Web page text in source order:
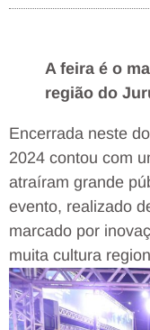
A feira é o
região do
Encerrada neste
2024 contou com
atraíram grande
evento, realizado
marcado por
muita cultura